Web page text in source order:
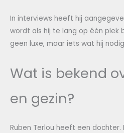
In interviews heeft hij
wordt als hij te lang op één plek
geen luxe, maar iets wat hij
Wat is bekend
en gezin?
Ruben Terlou heeft een dochter.